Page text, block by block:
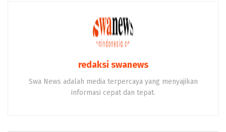
redaksi swanews
Swa News adalah media terpercaya yang menyajikan
informasi cepat dan tepat.